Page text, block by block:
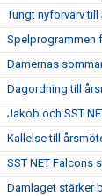
Tungt nyförvärv till
Spelprogrammen
Damernas
Dagordning till
Jakob och SST
Kallelse till
SST NET Falcons
Damlaget stärker